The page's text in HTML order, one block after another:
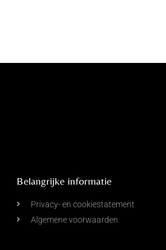
Belangrijke informatie
Privacy- en cookiestatement
Algemene voorwaarden